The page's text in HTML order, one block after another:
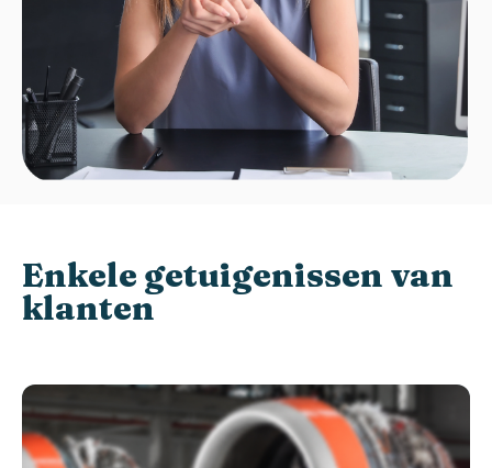
Enkele getuigenissen van
klanten